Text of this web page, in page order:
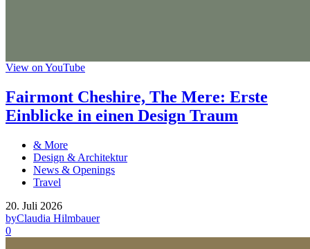
View on YouTube
Fairmont Cheshire, The Mere: Erste
Einblicke in einen Design Traum
& More
Design & Architektur
News & Openings
Travel
20. Juli 2026
byClaudia Hilmbauer
0